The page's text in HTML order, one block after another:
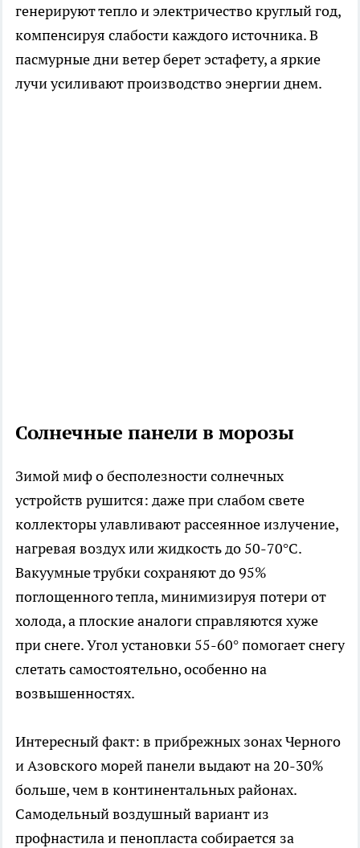
генерируют тепло и электричество круглый год,
компенсируя слабости каждого источника. В
пасмурные дни ветер берет эстафету, а яркие
лучи усиливают производство энергии днем.​
Солнечные панели в морозы
Зимой миф о бесполезности солнечных
устройств рушится: даже при слабом свете
коллекторы улавливают рассеянное излучение,
нагревая воздух или жидкость до 50-70°C.
Вакуумные трубки сохраняют до 95%
поглощенного тепла, минимизируя потери от
холода, а плоские аналоги справляются хуже
при снеге. Угол установки 55-60° помогает снегу
слетать самостоятельно, особенно на
возвышенностях.​
Интересный факт: в прибрежных зонах Черного
и Азовского морей панели выдают на 20-30%
больше, чем в континентальных районах.
Самодельный воздушный вариант из
профнастила и пенопласта собирается за